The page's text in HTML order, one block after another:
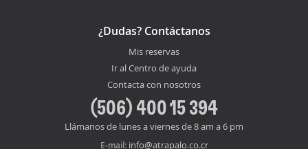
¿Dudas? Contáctanos
Mis reservas
Ir al Centro de ayuda
Contacta con nosotros
(506) 400 15 394
Llámanos de lunes a viernes de 8 am a 6 pm
E-mail: info@atrapalo.co.cr